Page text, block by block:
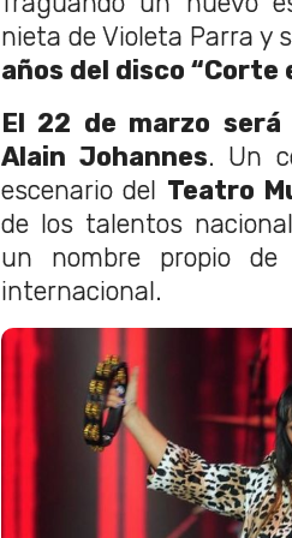
nieta de Violeta Parra y
años del disco “Corte
El 22 de marzo
Alain Johannes. Un
escenario del Teatro
de los talentos
un nombre propio
internacional.